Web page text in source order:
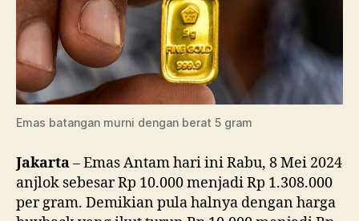
Emas batangan murni dengan berat 5 gram
Jakarta– Emas Antam hari ini Rabu, 8 Mei 2024
anjlok sebesar Rp 10.000 menjadi Rp 1.308.000
per gram. Demikian pula halnya dengan harga